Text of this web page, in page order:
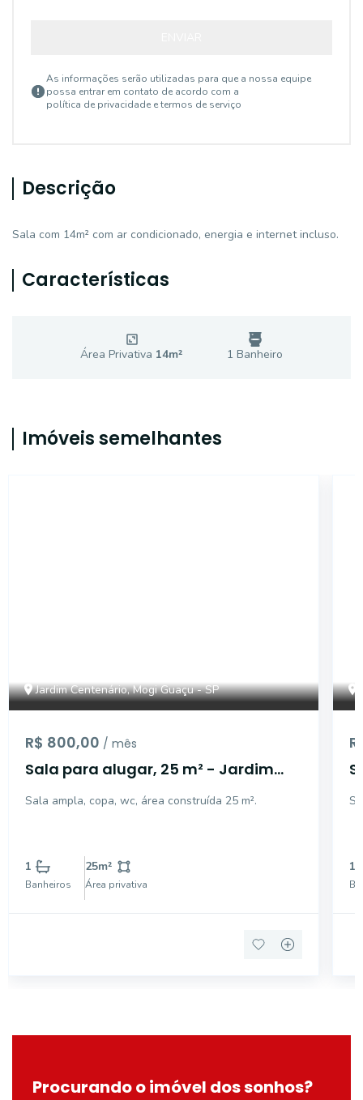
As informações serão utilizadas para que a nossa equipe
possa entrar em contato de acordo com a
política de privacidade e termos de serviço
Descrição
Sala com 14m² com ar condicionado, energia e internet incluso.
Características
Área Privativa 14m² 1 Banheiro
Imóveis semelhantes
Jardim Centenário, Mogi Guaçu - SP
R$ 800,00 / mês
Sala para alugar, 25 m² - Jardim
Sala ampla, copa, wc, área construída 25 m².
1
Banheiros
25m²
Área privativa
1
Procurando o imóvel dos sonhos?